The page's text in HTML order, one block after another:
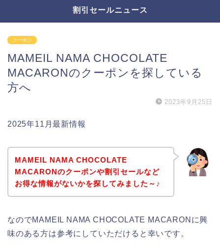
割引セールニュース
クーポン
MAMEIL NAMA CHOCOLATE
MACARONのクーポンを探している
方へ
2023年9月25日
2025年11月最新情報
MAMEIL NAMA CHOCOLATE
MACARONのクーポンや割引セールなど
お得な情報がないかを探してみました～♪
なのでMAMEIL NAMA CHOCOLATE MACARONに興
味のある方は参考にしていただけると幸いです。